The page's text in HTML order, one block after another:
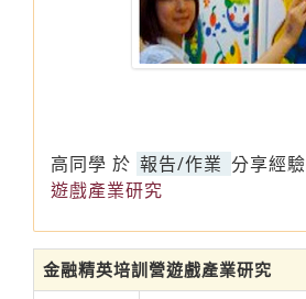
高同學 於 報告/作業 分享經驗
遊戲產業研究
金融精英培訓營遊戲產業研究